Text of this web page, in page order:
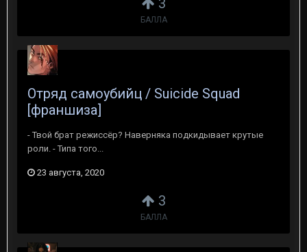
3
БАЛЛА
3
БАЛЛА
Отряд самоубийц / Suicide Squad
[франшиза]
- Твой брат режиссёр? Наверняка подкидывает крутые
роли. - Типа того...
23 августа, 2020